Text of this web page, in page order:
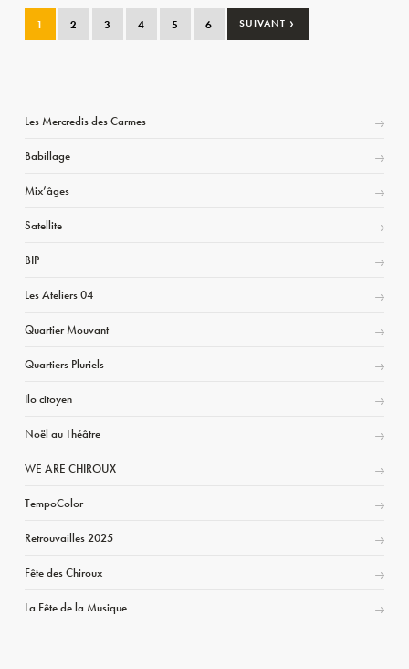
1 2 3 4 5 6 SUIVANT ›
Les Mercredis des Carmes
Babillage
Mix’âges
Satellite
BIP
Les Ateliers 04
Quartier Mouvant
Quartiers Pluriels
Ilo citoyen
Noël au Théâtre
WE ARE CHIROUX
TempoColor
Retrouvailles 2025
Fête des Chiroux
La Fête de la Musique